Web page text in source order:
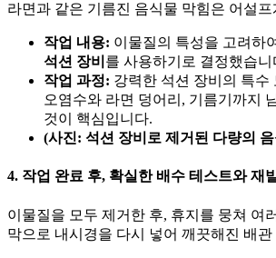
라면과 같은 기름진 음식물 막힘은 어설
작업 내용: 이물질의 특성을 고려하
석션 장비 를 사용하기로 결정했습니
작업 과정: 강력한 석션 장비의 특수
오염수와 라면 덩어리, 기름기까지
것이 핵심입니다.
(사진: 석션 장비로 제거된 다량의
4. 작업 완료 후, 확실한 배수 테스트와 재
이물질을 모두 제거한 후, 휴지를 뭉쳐 여
막으로 내시경을 다시 넣어 깨끗해진 배